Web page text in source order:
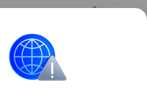
есть тошнота или слабость —